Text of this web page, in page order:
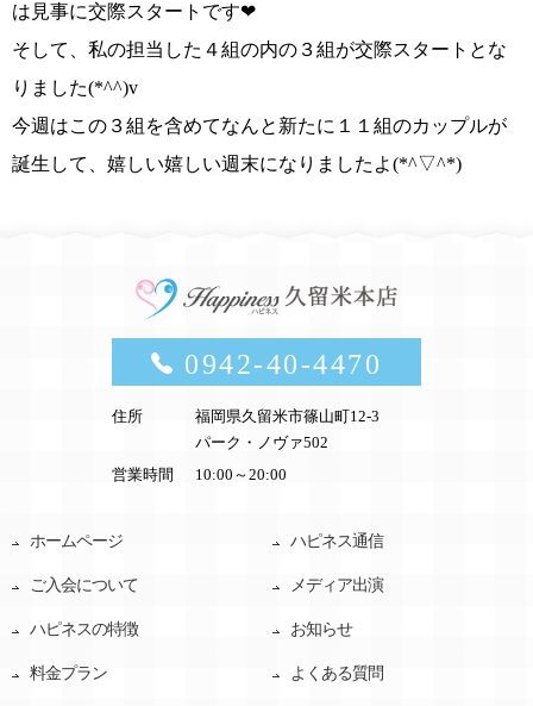
は見事に交際スタートです❤
そして、私の担当した４組の内の３組が交際スタートとな
りました(*^^)v
今週はこの３組を含めてなんと 新たに１１組のカップルが
誕生して、嬉しい嬉しい週末になりましたよ(*^▽^*)
0942-40-4470
住所
福岡県久留米市篠山町12-3
パーク・ノヴァ502
営業時間
10:00～20:00
ホームページ
ご入会について
ハピネスの特徴
料金プラン
ハピネス通信
メディア出演
お知らせ
よくある質問